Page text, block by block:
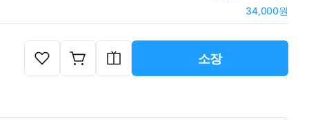
34,000원
소장